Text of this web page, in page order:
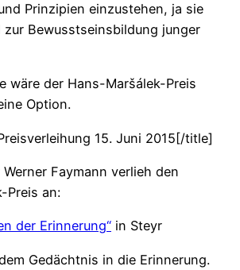
Prinzipien einzustehen, ja sie
zur Bewusstseinsbildung junger
wäre der Hans-Maršálek-Preis
Option.
15. Juni 2015[/title]
Faymann verlieh den
Preis an:
der Erinnerung“ in Steyr
Gedächtnis in die Erinnerung.